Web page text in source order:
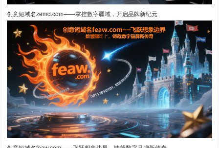
创意短域名zemd.com——掌控数字疆域，开启品牌新纪元